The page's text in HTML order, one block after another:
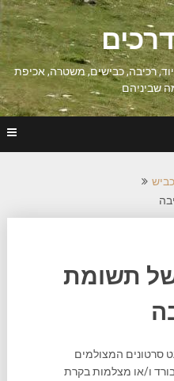
רכיבה, כבישים, משטרה, אכיפת
שביניהם
תשומת
סרטונים המצולמים
ו/או מצלמות בקרת